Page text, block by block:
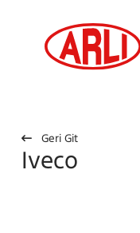
Geri Git
Iveco